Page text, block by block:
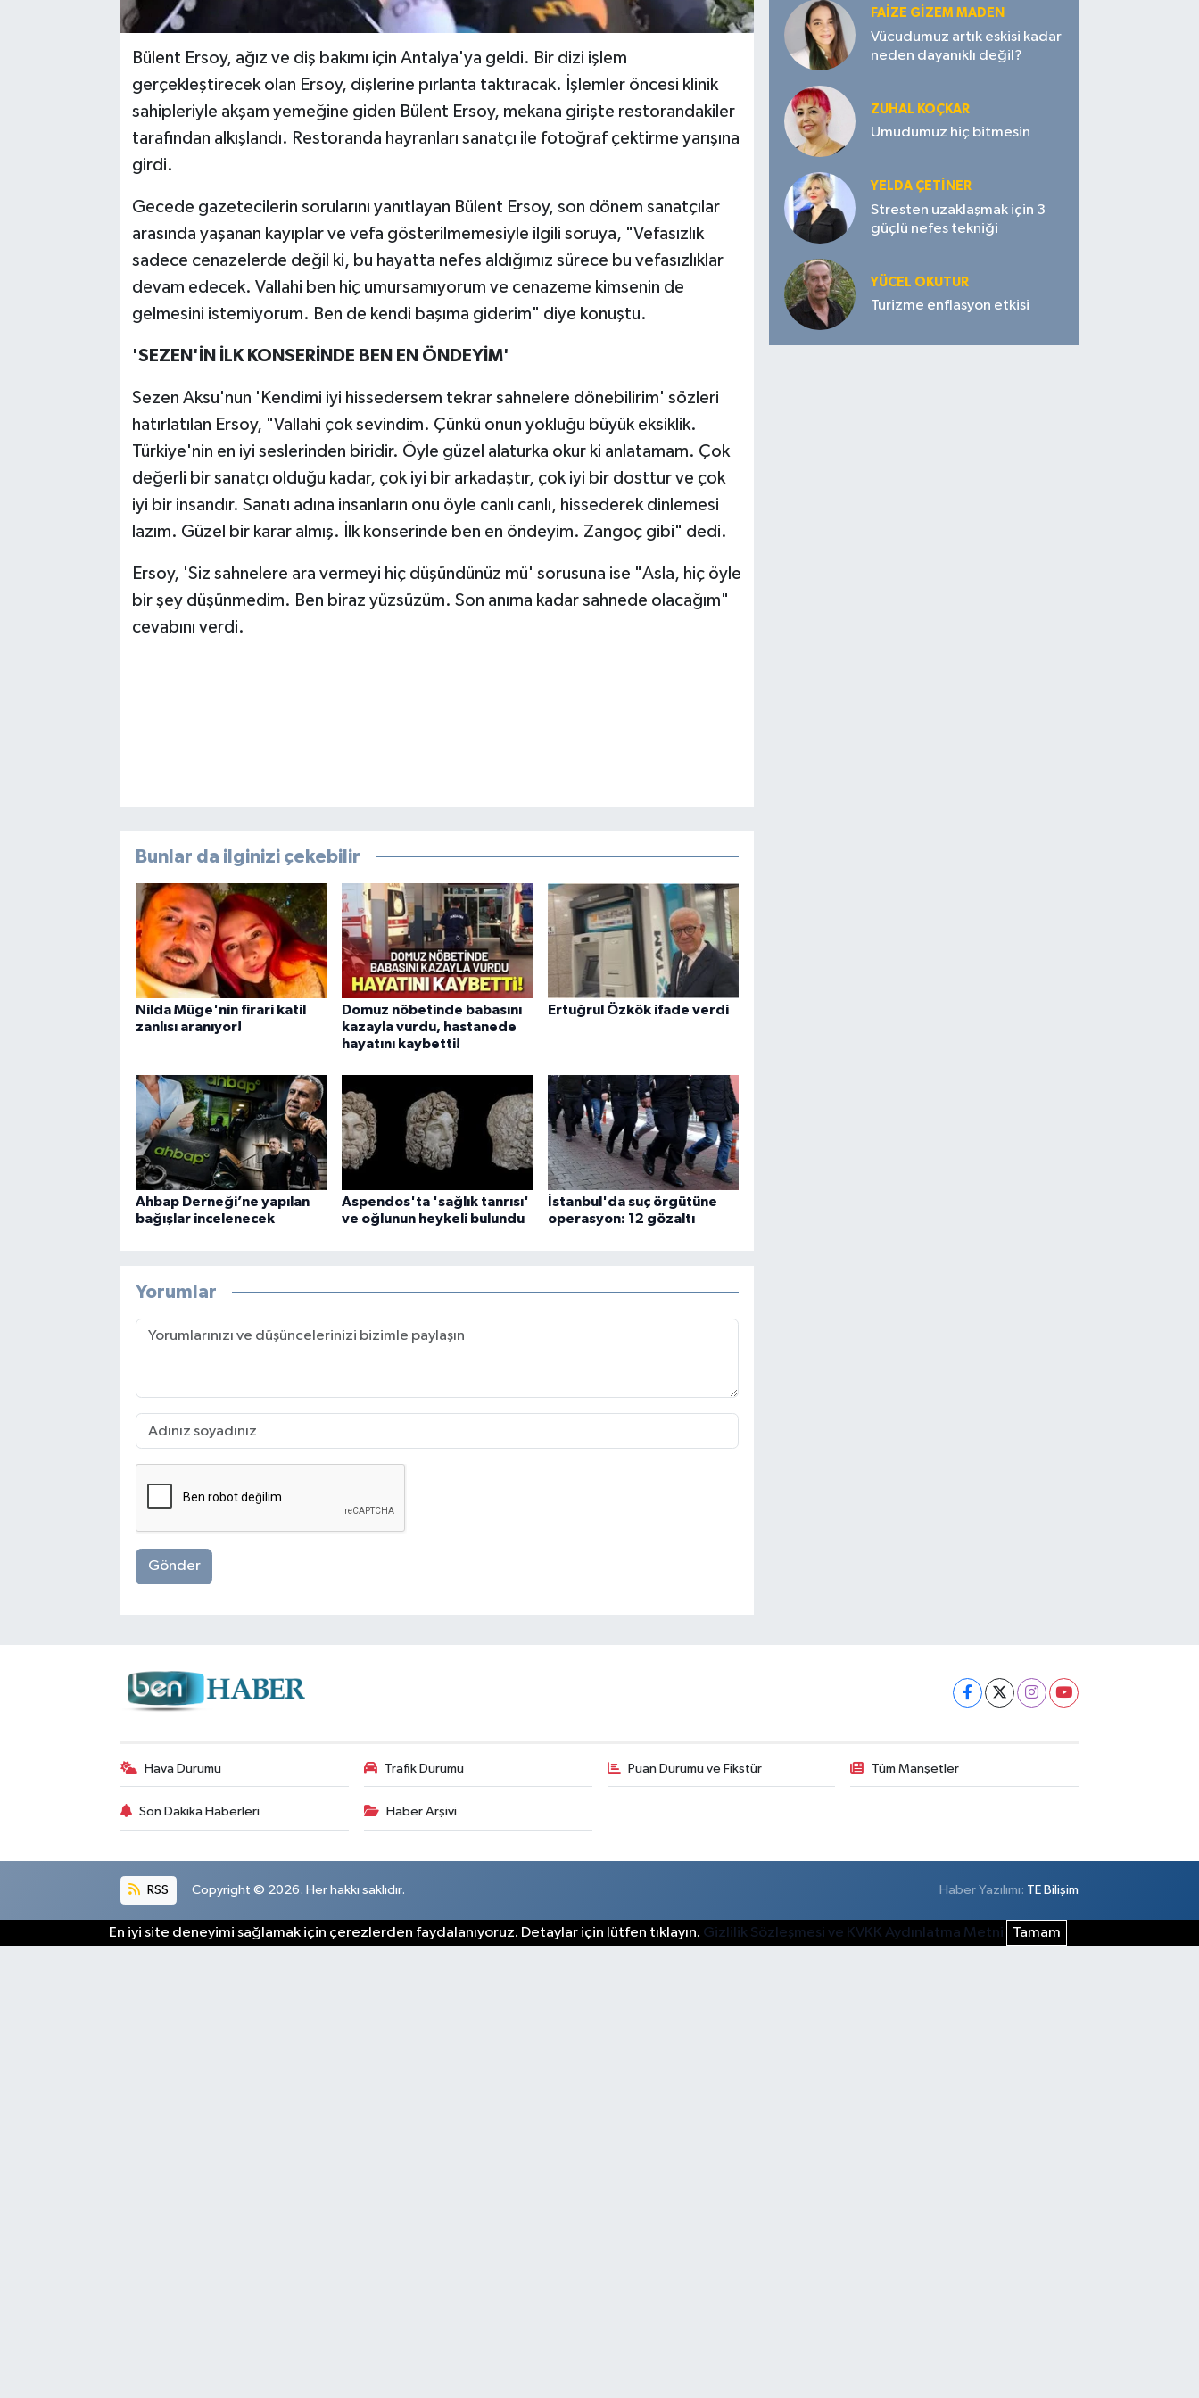
Bülent Ersoy, ağız ve diş bakımı için Antalya'ya geldi. Bir dizi işlem
gerçekleştirecek olan Ersoy, dişlerine pırlanta taktıracak. İşlemler öncesi klinik
sahipleriyle akşam yemeğine giden Bülent Ersoy, mekana girişte restorandakiler
tarafından alkışlandı. Restoranda hayranları sanatçı ile fotoğraf çektirme yarışına
girdi.
Gecede gazetecilerin sorularını yanıtlayan Bülent Ersoy, son dönem sanatçılar
arasında yaşanan kayıplar ve vefa gösterilmemesiyle ilgili soruya, "Vefasızlık
sadece cenazelerde değil ki, bu hayatta nefes aldığımız sürece bu vefasızlıklar
devam edecek. Vallahi ben hiç umursamıyorum ve cenazeme kimsenin de
gelmesini istemiyorum. Ben de kendi başıma giderim" diye konuştu.
'SEZEN'İN İLK KONSERİNDE BEN EN ÖNDEYİM'
Sezen Aksu'nun 'Kendimi iyi hissedersem tekrar sahnelere dönebilirim' sözleri
hatırlatılan Ersoy, "Vallahi çok sevindim. Çünkü onun yokluğu büyük eksiklik.
Türkiye'nin en iyi seslerinden biridir. Öyle güzel alaturka okur ki anlatamam. Çok
değerli bir sanatçı olduğu kadar, çok iyi bir arkadaştır, çok iyi bir dosttur ve çok
iyi bir insandır. Sanatı adına insanların onu öyle canlı canlı, hissederek dinlemesi
lazım. Güzel bir karar almış. İlk konserinde ben en öndeyim. Zangoç gibi" dedi.
Ersoy, 'Siz sahnelere ara vermeyi hiç düşündünüz mü' sorusuna ise "Asla, hiç öyle
bir şey düşünmedim. Ben biraz yüzsüzüm. Son anıma kadar sahnede olacağım"
cevabını verdi.
Bunlar da ilginizi çekebilir
Nilda Müge'nin firari katil
zanlısı aranıyor!
Domuz nöbetinde babasını
kazayla vurdu, hastanede
hayatını kaybetti!
Ertuğrul Özkök ifade verdi
Ahbap Derneği’ne yapılan
bağışlar incelenecek
Aspendos'ta 'sağlık tanrısı'
ve oğlunun heykeli bulundu
İstanbul'da suç örgütüne
operasyon: 12 gözaltı
Yorumlar
Gönder
FAIZE GIZEM MADEN
Vücudumuz artık eskisi kadar
neden dayanıklı değil?
ZUHAL KOÇKAR
Umudumuz hiç bitmesin
YELDA ÇETİNER
Stresten uzaklaşmak için 3
güçlü nefes tekniği
YÜCEL OKUTUR
Turizme enflasyon etkisi
Hava Durumu Trafik Durumu Puan Durumu ve Fikstür Tüm Manşetler
Son Dakika Haberleri Haber Arşivi
RSS Copyright © 2026. Her hakkı saklıdır. Haber Yazılımı: TE Bilişim
En iyi site deneyimi sağlamak için çerezlerden faydalanıyoruz. Detaylar için lütfen tıklayın. Gizlilik Sözleşmesi ve KVKK Aydınlatma Metni Tamam